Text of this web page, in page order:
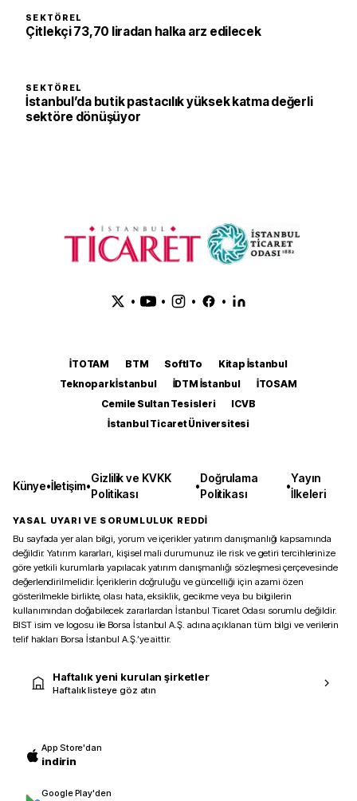
SEKTÖREL
Çitlekçi 73,70 liradan halka arz edilecek
SEKTÖREL
İstanbul’da butik pastacılık yüksek katma değerli
sektöre dönüşüyor
• • • •
İTOTAM BTM SoftITo
Kitap İstanbul
Teknopark İstanbul
İDTM İstanbul
İTOSAM
Cemile Sultan Tesisleri
ICVB
İstanbul Ticaret Üniversitesi
Künye•İletişim•
Gizlilik ve KVKK
Politikası
•
Doğrulama
Politikası
•
Yayın
İlkeleri
YASAL UYARI VE SORUMLULUK REDDİ
Bu sayfada yer alan bilgi, yorum ve içerikler yatırım danışmanlığı kapsamında
değildir. Yatırım kararları, kişisel mali durumunuz ile risk ve getiri tercihlerinize
göre yetkili kurumlarla yapılacak yatırım danışmanlığı sözleşmesi çerçevesinde
değerlendirilmelidir. İçeriklerin doğruluğu ve güncelliği için azami özen
gösterilmekle birlikte, olası hata, eksiklik, gecikme veya bu bilgilerin
kullanımından doğabilecek zararlardan İstanbul Ticaret Odası sorumlu değildir.
BIST isim ve logosu ile Borsa İstanbul A.Ş. adına açıklanan tüm bilgi ve verilerin
telif hakları Borsa İstanbul A.Ş.’ye aittir.
Haftalık yeni kurulan şirketler
Haftalık listeye göz atın
App Store'dan
indirin
Google Play'den